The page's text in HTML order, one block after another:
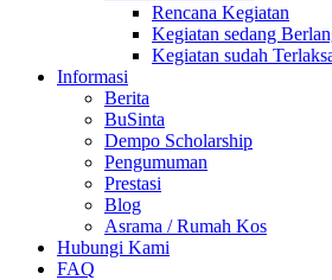
Rencana Kegiatan
Kegiatan sedang
Kegiatan sudah
Informasi
Berita
BuSinta
Dempo Scholarship
Pengumuman
Prestasi
Blog
Asrama / Rumah Kos
Hubungi Kami
FAQ